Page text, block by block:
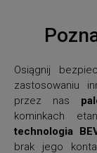
Osiągnij
zastosowaniu
przez nas
kominkach
technologia
brak jego